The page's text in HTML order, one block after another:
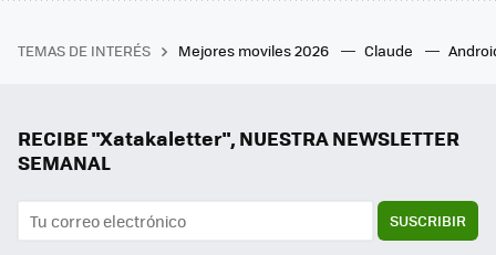
TEMAS DE INTERÉS Mejores moviles 2026 Claude
RECIBE "Xatakaletter", NUESTRA NEWSLETTER
SEMANAL
SUSCRIBIR